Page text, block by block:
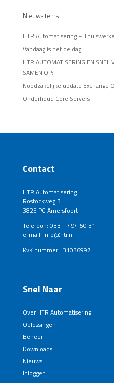
Nieuwsitems
HTR Automatisering –
Vandaag is het de dag!
HTR AUTOMATISERING EN SNEL
SAMEN OP:
Noodzakelijke update Exchange
Onderhoud Core Servers
Contact
HTR Automatisering
Rostockweg 3
3825 PG Amersfoort
Telefoon: 033 – 494 50 31
e-mail: info@htr.nl
KvK nummer : 31036997
Snel Naar
Over HTR Automatisering
Oplossingen
Beheer
Downloads
Nieuws
Inloggen